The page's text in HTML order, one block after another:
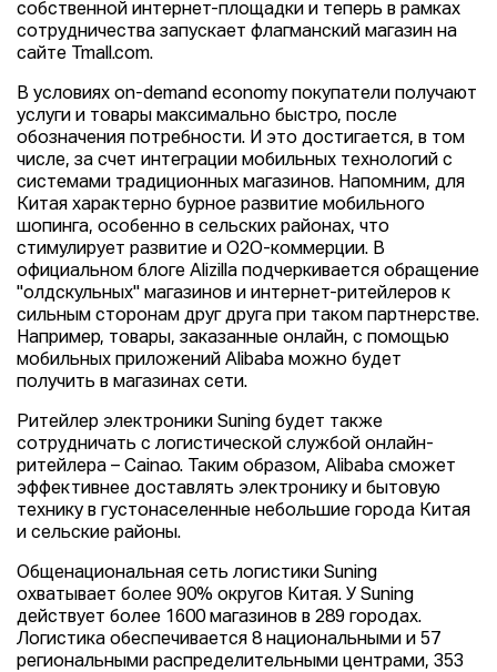
собственной интернет-площадки и теперь в рамках
сотрудничества запускает флагманский магазин на
сайте Tmall.com.
В условиях on-demand economy покупатели получают
услуги и товары максимально быстро, после
обозначения потребности. И это достигается, в том
числе, за счет интеграции мобильных технологий с
системами традиционных магазинов. Напомним, для
Китая характерно бурное развитие мобильного
шопинга, особенно в сельских районах, что
стимулирует развитие и O2O-коммерции. В
официальном блоге Alizilla подчеркивается обращение
"олдскульных" магазинов и интернет-ритейлеров к
сильным сторонам друг друга при таком партнерстве.
Например, товары, заказанные онлайн, с помощью
мобильных приложений Alibaba можно будет
получить в магазинах сети.
Ритейлер электроники Suning будет также
сотрудничать с логистической службой онлайн-
ритейлера – Cainao. Таким образом, Alibaba сможет
эффективнее доставлять электронику и бытовую
технику в густонаселенные небольшие города Китая
и сельские районы.
Общенациональная сеть логистики Suning
охватывает более 90% округов Китая. У Suning
действует более 1600 магазинов в 289 городах.
Логистика обеспечивается 8 национальными и 57
региональными распределительными центрами, 353